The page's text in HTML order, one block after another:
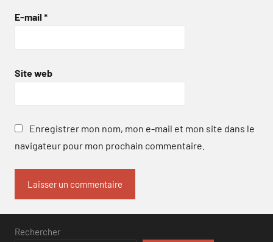
E-mail *
Site web
Enregistrer mon nom, mon e-mail et mon site dans le
navigateur pour mon prochain commentaire.
Rechercher